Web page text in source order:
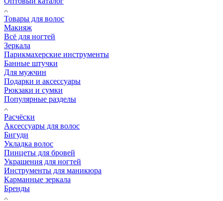
Товары для волос
Макияж
Всё для ногтей
Зеркала
Парикмахерские инструменты
Банные штучки
Для мужчин
Подарки и аксессуары
Рюкзаки и сумки
Популярные разделы
Расчёски
Аксессуары для волос
Бигуди
Укладка волос
Пинцеты для бровей
Украшения для ногтей
Инструменты для маникюра
Карманные зеркала
Бренды